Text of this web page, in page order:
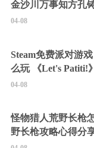
金沙川万事知方孔
04-08
Steam免费派对游
么玩 《Let's Patiti!
04-08
怪物猎人荒野长枪
野长枪攻略心得分